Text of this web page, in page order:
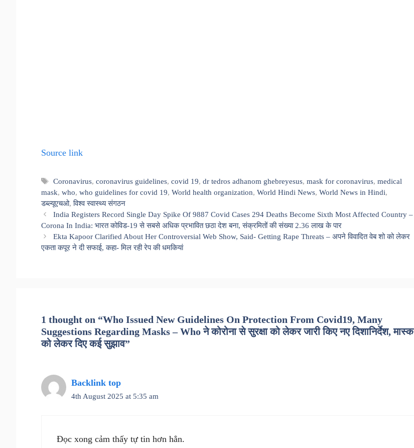
Source link
Tags
Coronavirus,coronavirus guidelines,covid 19,dr tedros adhanom ghebreyesus,mask for coronavirus,medical
mask, who, who guidelines for covid 19, World health organization, World Hindi News, World News in Hindi,
डब्ल्यूएचओ,विश्व स्वास्थ्य संगठन
India Registers Record Single Day Spike Of 9887 Covid Cases 294 Deaths Become Sixth Most Affected Country –
Corona In India: भारत कोविड-19 से सबसे अधिक प्रभावित छठा देश बना, संक्रमितों की संख्या 2.36 लाख के पार
Ekta Kapoor Clarified About Her Controversial Web Show, Said- Getting Rape Threats – अपने विवादित वेब शो को लेकर
एकता कपूर ने दी सफाई, कहा- मिल रही रेप की धमकियां
1 thought on “Who Issued New Guidelines On Protection From Covid19, Many
Suggestions Regarding Masks – Who ने कोरोना से सुरक्षा को लेकर जारी किए नए दिशानिर्देश, मास्क
को लेकर दिए कई सुझाव”
Backlink top
4th August 2025 at 5:35 am
Đọc xong cảm thấy tự tin hơn hẳn.